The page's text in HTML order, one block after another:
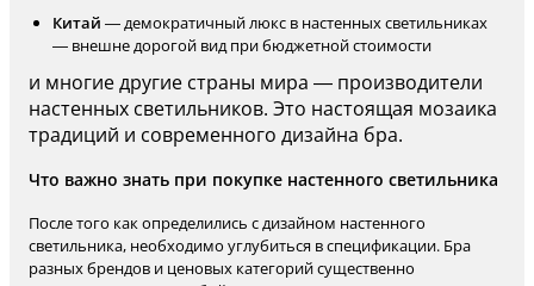
Китай — демократичный люкс в настенных светильниках
— внешне дорогой вид при бюджетной стоимости
и многие другие страны мира — производители
настенных светильников. Это настоящая мозаика
традиций и современного дизайна бра.
Что важно знать при покупке настенного светильника
После того как определились с дизайном настенного
светильника, необходимо углубиться в спецификации. Бра
разных брендов и ценовых категорий существенно